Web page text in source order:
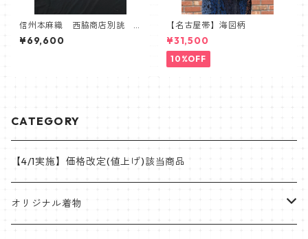
信州本麻織 西脇商店別誂
信州麻布 会信織物 麻100%
¥69,600
【名古屋帯】海図柄
¥31,500
10%OFF
CATEGORY
【4/1実施】価格改定(値上げ)該当商品
オリジナル着物